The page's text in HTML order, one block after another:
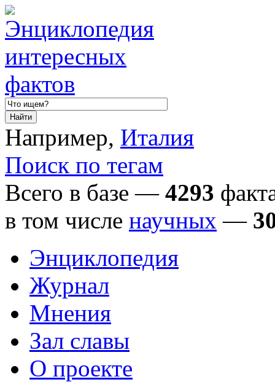
Например, Италия
Поиск по тегам
Всего в базе — 4293
в том числе научных —
Энциклопедия
Журнал
Мнения
Зал славы
О проекте